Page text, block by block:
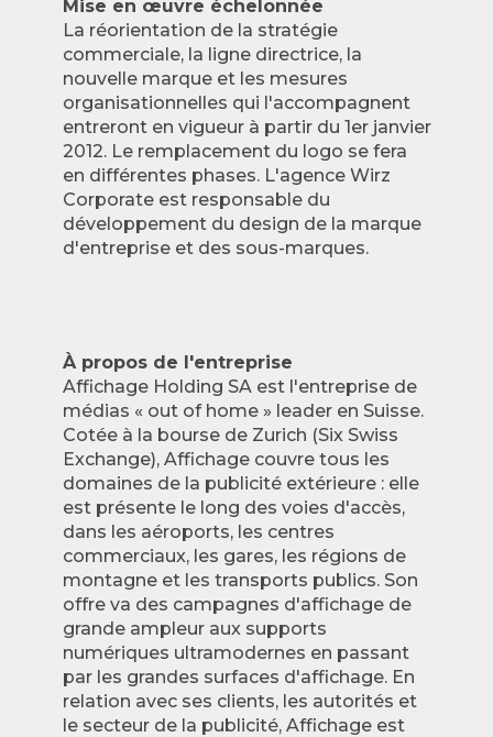
Mise en œuvre échelonnée
La réorientation de la stratégie
commerciale, la ligne directrice, la
nouvelle marque et les mesures
organisationnelles qui l'accompagnent
entreront en vigueur à partir du 1er janvier
2012. Le remplacement du logo se fera
en différentes phases. L'agence Wirz
Corporate est responsable du
développement du design de la marque
d'entreprise et des sous-marques.
À propos de l'entreprise
Affichage Holding SA est l'entreprise de
médias « out of home » leader en Suisse.
Cotée à la bourse de Zurich (Six Swiss
Exchange), Affichage couvre tous les
domaines de la publicité extérieure : elle
est présente le long des voies d'accès,
dans les aéroports, les centres
commerciaux, les gares, les régions de
montagne et les transports publics. Son
offre va des campagnes d'affichage de
grande ampleur aux supports
numériques ultramodernes en passant
par les grandes surfaces d'affichage. En
relation avec ses clients, les autorités et
le secteur de la publicité, Affichage est